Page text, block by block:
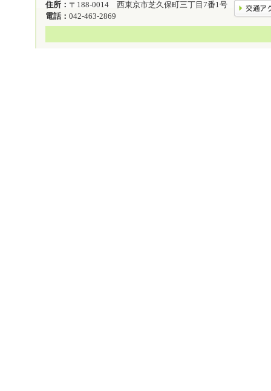
住所： 〒188-0014 西東京市芝久保町三丁目7番1号
電話： 042-463-2869